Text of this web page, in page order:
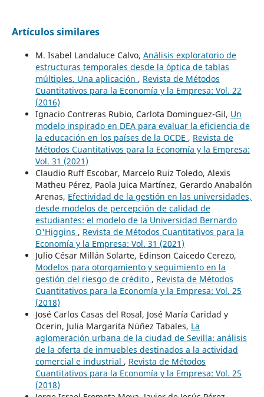
Artículos similares
M. Isabel Landaluce Calvo, Análisis exploratorio de
estructuras temporales desde la óptica de tablas
múltiples. Una aplicación , Revista de Métodos
Cuantitativos para la Economía y la Empresa: Vol. 22
(2016)
Ignacio Contreras Rubio, Carlota Dominguez-Gil, Un
modelo inspirado en DEA para evaluar la eficiencia de
la educación en los países de la OCDE , Revista de
Métodos Cuantitativos para la Economía y la Empresa:
Vol. 31 (2021)
Claudio Ruff Escobar, Marcelo Ruiz Toledo, Alexis
Matheu Pérez, Paola Juica Martínez, Gerardo Anabalón
Arenas, Efectividad de la gestión en las universidades,
desde modelos de percepción de calidad de
estudiantes: el modelo de la Universidad Bernardo
O'Higgins , Revista de Métodos Cuantitativos para la
Economía y la Empresa: Vol. 31 (2021)
Julio César Millán Solarte, Edinson Caicedo Cerezo,
Modelos para otorgamiento y seguimiento en la
gestión del riesgo de crédito , Revista de Métodos
Cuantitativos para la Economía y la Empresa: Vol. 25
(2018)
José Carlos Casas del Rosal, José María Caridad y
Ocerin, Julia Margarita Núñez Tabales, La
aglomeración urbana de la ciudad de Sevilla: análisis
de la oferta de inmuebles destinados a la actividad
comercial e industrial , Revista de Métodos
Cuantitativos para la Economía y la Empresa: Vol. 25
(2018)